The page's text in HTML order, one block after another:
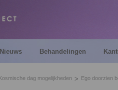
Nieuws Behandelingen
dag mogelijkheden Ego doorzien